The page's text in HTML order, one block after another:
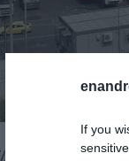
If you
TA ΚΑΡΑΒΙΑ